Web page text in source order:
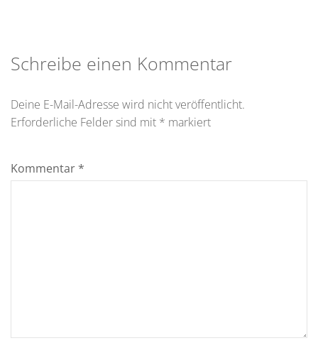
Schreibe einen Kommentar
Deine E-Mail-Adresse wird nicht veröffentlicht.
Erforderliche Felder sind mit * markiert
Kommentar *